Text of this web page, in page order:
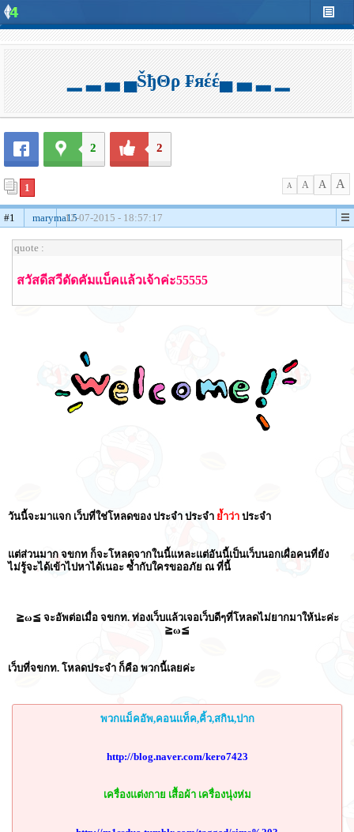
▁ ▂ ▃ ▄ŠђΘρ ₣яέέ▄ ▃ ▂ ▁
2 2
1 A A A A
#1 maryma1512-07-2015 - 18:57:17
quote :
สวัสดีสวีดัดคัมแบ็คแล้วเจ้าค่ะ55555
วันนี้จะมาแจก เว็บที่ใช่โหลดของ ประจำ ประจำ ย้ำว่า ประจำ
แต่ส่วนมาก จขกท ก็จะโหลดจากในนี้แหละแต่อันนี้เป็นเว็บนอกเผื่อคนที่ยัง
ไม่รู้จะได้เข้าไปหาได้เนอะ ซ้ำกับใครขออภัย ณ ที่นี้
≧ω≦ จะอัพต่อเมื่อ จขกท. ท่องเว็บแล้วเจอเว็บดีๆที่โหลดไม่ยากมาให้น่ะค่ะ
≧ω≦
เว็บที่จขกท. โหลดประจำ ก็คือ พวกนี้เลยค่ะ
พวกแม็คอัพ,คอนเเท็ค,คิ้ว,สกิน,ปาก
http://blog.naver.com/kero7423
เครื่องแต่งกาย เสื้อผ้า เครื่องนุ่งห่ม